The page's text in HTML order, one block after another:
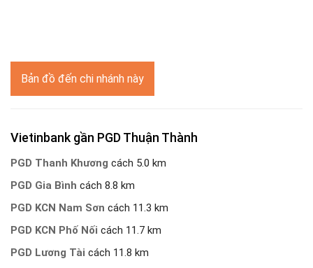
Bản đồ đến chi nhánh này
Vietinbank gần PGD Thuận Thành
PGD Thanh Khương cách 5.0 km
PGD Gia Bình cách 8.8 km
PGD KCN Nam Sơn cách 11.3 km
PGD KCN Phố Nối cách 11.7 km
PGD Lương Tài cách 11.8 km